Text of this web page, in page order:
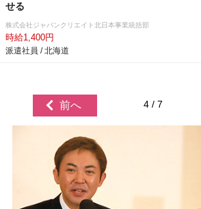
せる
株式会社ジャパンクリエイト北日本事業統括部
時給1,400円
派遣社員 / 北海道
前へ 4 / 7